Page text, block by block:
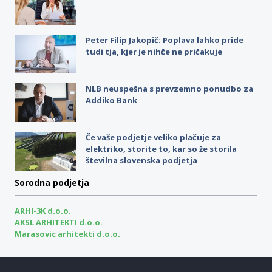
Peter Filip Jakopič: Poplava lahko pride
tudi tja, kjer je nihče ne pričakuje
NLB neuspešna s prevzemno ponudbo za
Addiko Bank
Če vaše podjetje veliko plačuje za
elektriko, storite to, kar so že storila
številna slovenska podjetja
Sorodna podjetja
ARHI-3K d.o.o.
AKSL ARHITEKTI d.o.o.
Marasovic arhitekti d.o.o.